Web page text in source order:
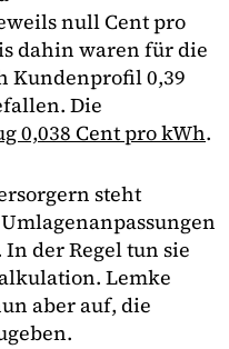
null Cent pro
dahin waren für die
Kundenprofil 0,39
Die
0,038 Cent pro kWh.
steht
der Regel tun sie
Lemke
aber auf, die